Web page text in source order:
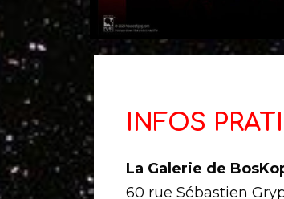
INFOS
La Galerie de
60 rue Sébastien